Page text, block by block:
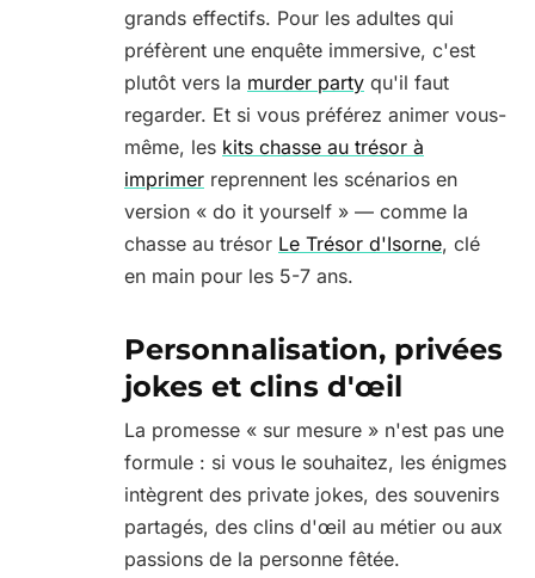
grands effectifs. Pour les adultes qui
préfèrent une enquête immersive, c'est
plutôt vers la murder party qu'il faut
regarder. Et si vous préférez animer vous-
même, les kits chasse au trésor à
imprimer reprennent les scénarios en
version « do it yourself » — comme la
chasse au trésor Le Trésor d'Isorne, clé
en main pour les 5-7 ans.
Personnalisation, privées
jokes et clins d'œil
La promesse « sur mesure » n'est pas une
formule : si vous le souhaitez, les énigmes
intègrent des private jokes, des souvenirs
partagés, des clins d'œil au métier ou aux
passions de la personne fêtée.